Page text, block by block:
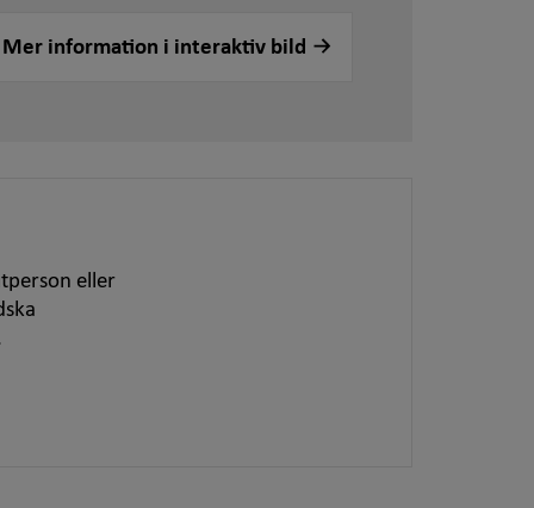
Mer information i interaktiv bild
eller